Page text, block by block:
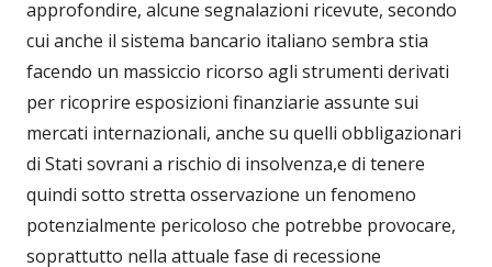
approfondire, alcune segnalazioni ricevute, secondo
cui anche il sistema bancario italiano sembra stia
facendo un massiccio ricorso agli strumenti derivati
per ricoprire esposizioni finanziarie assunte sui
mercati internazionali, anche su quelli obbligazionari
di Stati sovrani a rischio di insolvenza,e di tenere
quindi sotto stretta osservazione un fenomeno
potenzialmente pericoloso che potrebbe provocare,
soprattutto nella attuale fase di recessione